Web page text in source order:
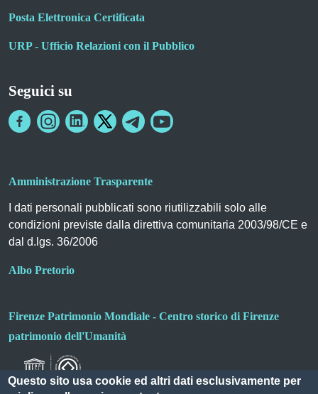
Posta Elettronica Certificata
URP - Ufficio Relazioni con il Pubblico
Seguici su
Amministrazione Trasparente
I dati personali pubblicati sono riutilizzabili solo alle
condizioni previste dalla direttiva comunitaria 2003/98/CE e
dal d.lgs. 36/2006
Albo Pretorio
Firenze Patrimonio Mondiale - Centro storico di Firenze
patrimonio dell'Umanità
Questo sito usa cookie ed altri dati esclusivamente per